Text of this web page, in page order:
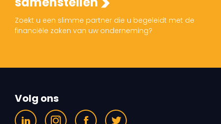
Zoekt u een slimme partner die u begeleidt met de
financiële zaken van uw onderneming?
Volg ons